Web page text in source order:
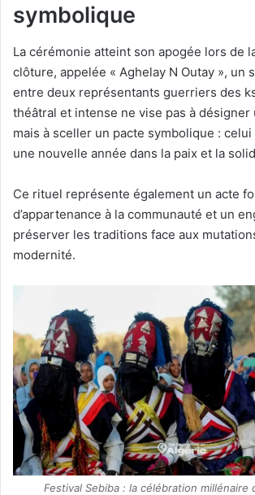
symbolique
La cérémonie atteint son apogée lors de
clôture, appelée « Aghelay N Outay », un
entre deux représentants guerriers des
théâtral et intense ne vise pas à désigner
mais à sceller un pacte symbolique : celui
une nouvelle année dans la paix et la
Ce rituel représente également un acte
d’appartenance à la communauté et un
préserver les traditions face aux
modernité.
Festival Sebiba : la célébration millénaire